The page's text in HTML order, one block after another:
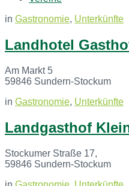
in Gastronomie, Unterkünfte
Landhotel
Am Markt 5
59846 Sundern-Stockum
in Gastronomie, Unterkünfte
Landgasthof
Stockumer Straße 17,
59846 Sundern-Stockum